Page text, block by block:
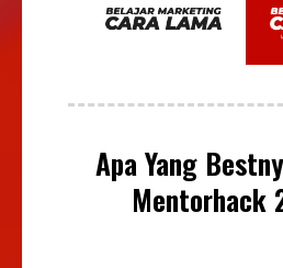
Apa Yang
Mentorhack